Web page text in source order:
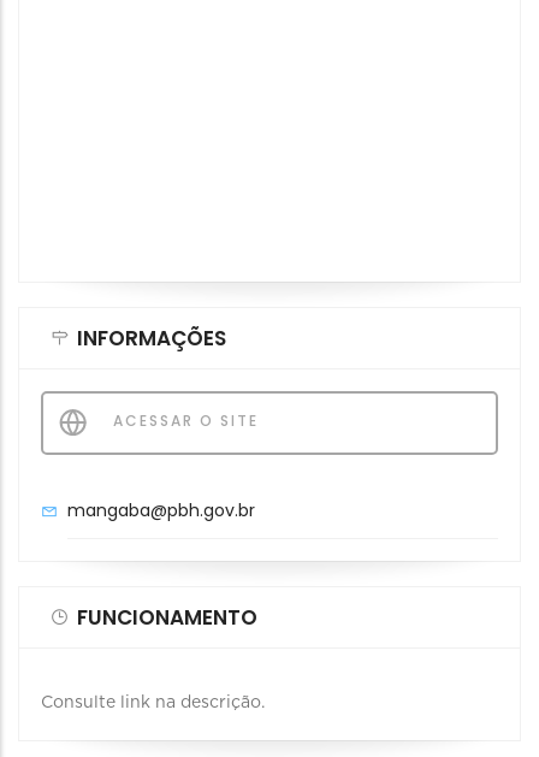
INFORMAÇÕES
ACESSAR O SITE
mangaba@pbh.gov.br
FUNCIONAMENTO
Consulte link na descrição.